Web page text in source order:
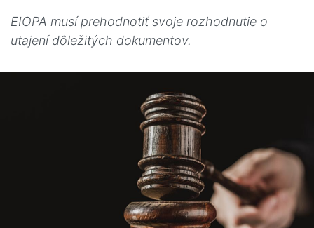
EIOPA musí prehodnotiť svoje rozhodnutie o
utajení dôležitých dokumentov.